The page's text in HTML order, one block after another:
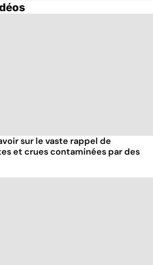
sur le vaste rappel de
et crues contaminées par des